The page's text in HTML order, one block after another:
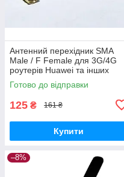
Антенний перехідник SMA
Male / F Female для 3G/4G
роутерів Huawei та інших
бежевий
Готово до відправки
125 ₴ 161 ₴
Купити
–8%